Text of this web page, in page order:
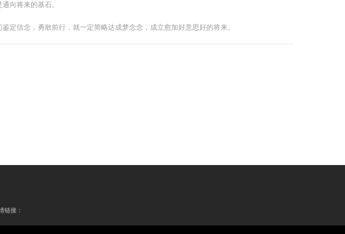
向将来的基石。
定信念，勇敢前行，就一定简略达成梦念念，成立愈加好意思好的将来。
链接：